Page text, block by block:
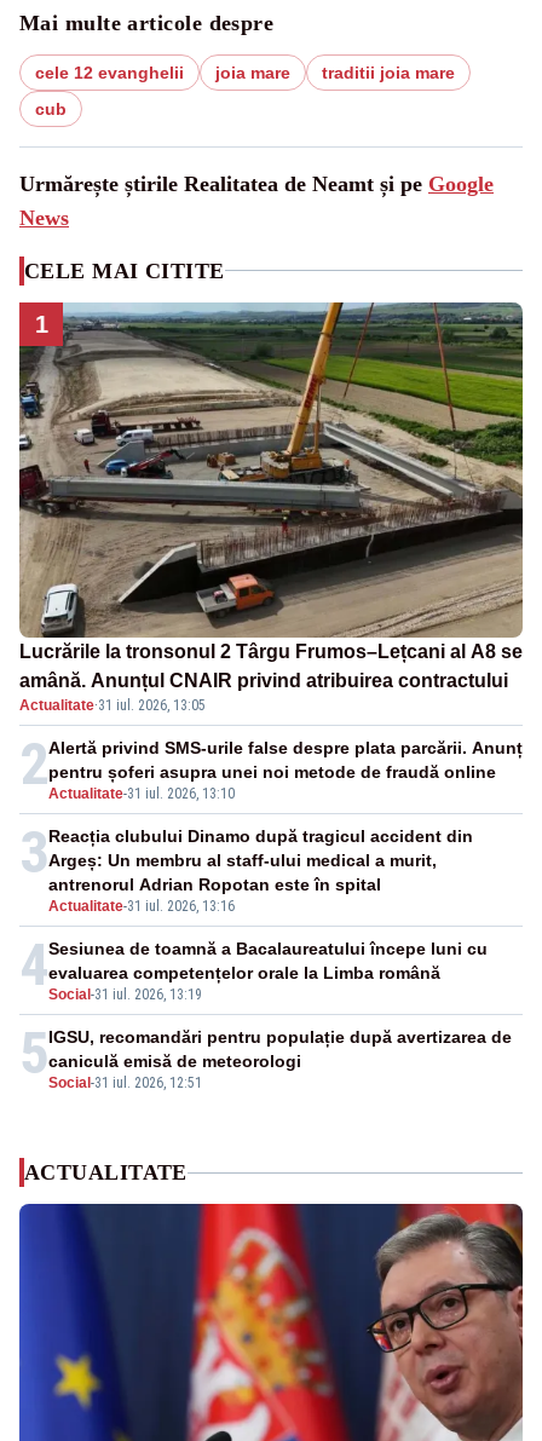
Mai multe articole despre
cele 12 evanghelii joia mare
traditii joia mare
cub
Urmărește știrile Realitatea de Neamt și pe Google
News
CELE MAI CITITE
1
Lucrările la tronsonul 2 Târgu Frumos–Lețcani al A8 se
amână. Anunțul CNAIR privind atribuirea contractului
Actualitate·31 iul. 2026, 13:05
2Actualitate-31 iul. 2026, 13:10
Alertă privind SMS-urile false despre plata parcării. Anunț
pentru șoferi asupra unei noi metode de fraudă online
3
Actualitate-31 iul. 2026, 13:16
Reacția clubului Dinamo după tragicul accident din
Argeș: Un membru al staff-ului medical a murit,
antrenorul Adrian Ropotan este în spital
4Social -31 iul. 2026, 13:19
Sesiunea de toamnă a Bacalaureatului începe luni cu
evaluarea competențelor orale la Limba română
5Social -31 iul. 2026, 12:51
IGSU, recomandări pentru populație după avertizarea de
caniculă emisă de meteorologi
ACTUALITATE